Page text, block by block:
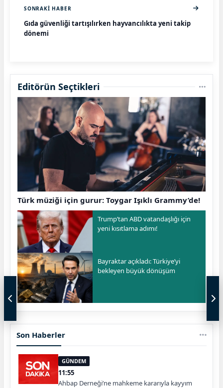
SONRAKI HABER
Gıda güvenliği tartışılırken hayvancılıkta yeni takip
dönemi
Editörün Seçtikleri
Türk müziği için gurur: Toygar Işıklı Grammy’de!
Trump’tan ABD vatandaşlığı için
yeni kısıtlama adımı!
Bayraktar açıkladı: Türkiye’yi
bekleyen büyük dönüşüm
Son Haberler
GÜNDEM
11:55
Ahbap Derneği’ne mahkeme kararıyla kayyım